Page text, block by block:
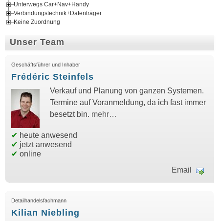
Unterwegs Car+Nav+Handy
Verbindungstechnik+Datenträger
Keine Zuordnung
Unser Team
Geschäftsführer und Inhaber
Frédéric Steinfels
Verkauf und Planung von ganzen Systemen.
Termine auf Voranmeldung, da ich fast immer
besetzt bin. mehr…
✔ heute anwesend
✔ jetzt anwesend
✔ online
Email
Detailhandelsfachmann
Kilian Niebling